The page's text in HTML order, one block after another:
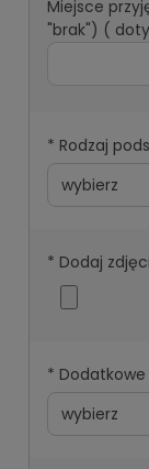
Miejsce
"brak") (
* Rodzaj
* Dodaj
*